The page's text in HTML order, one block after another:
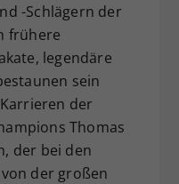
-Schlägern der
frühere
legendäre
sein
der
Thomas
der bei den
der großen